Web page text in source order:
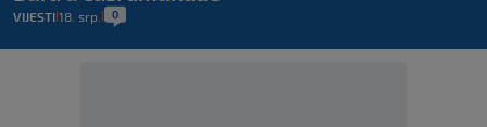
VIJESTI 18. srp. 0